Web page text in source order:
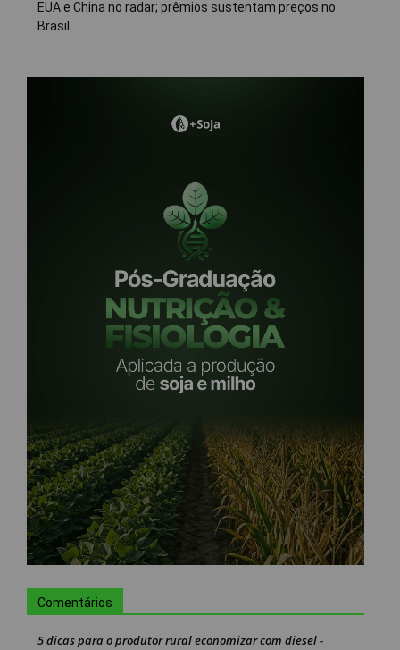
EUA e China no radar; prêmios sustentam preços no
Brasil
Comentários
5 dicas para o produtor rural economizar com diesel -